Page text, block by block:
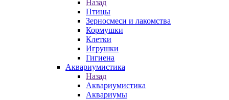
Назад
Птицы
Зерносмеси и лакомства
Кормушки
Клетки
Игрушки
Гигиена
Аквариумистика
Назад
Аквариумистика
Аквариумы